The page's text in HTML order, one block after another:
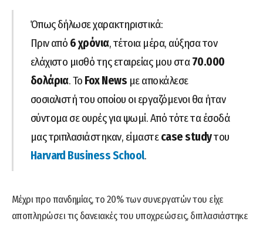
Όπως δήλωσε χαρακτηριστικά:
Πριν από 6 χρόνια, τέτοια μέρα, αύξησα τον
ελάχιστο μισθό της εταιρείας μου στα70.000
δολάρια. Το Fox News με αποκάλεσε
σοσιαλιστή του οποίου οι εργαζόμενοι θα ήταν
σύντομα σε ουρές για ψωμί. Από τότε τα έσοδά
μας τριπλασιάστηκαν, είμαστεcase studyτου
Harvard Business School.
Μέχρι προ πανδημίας, το 20% των συνεργατών του είχε
αποπληρώσει τις δανειακές του υποχρεώσεις, διπλασιάστηκε